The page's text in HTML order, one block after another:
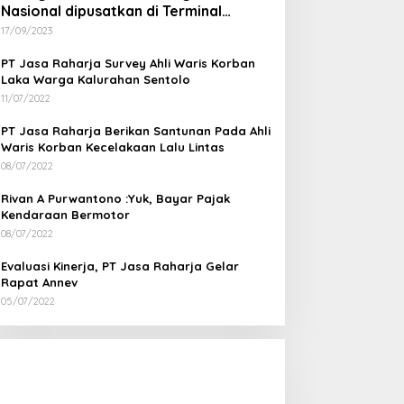
Nasional dipusatkan di Terminal
Wates Kulon Progo
17/09/2023
PT Jasa Raharja Survey Ahli Waris Korban
Laka Warga Kalurahan Sentolo
11/07/2022
PT Jasa Raharja Berikan Santunan Pada Ahli
Waris Korban Kecelakaan Lalu Lintas
08/07/2022
Rivan A Purwantono :Yuk, Bayar Pajak
Kendaraan Bermotor
08/07/2022
Evaluasi Kinerja, PT Jasa Raharja Gelar
Rapat Annev
05/07/2022